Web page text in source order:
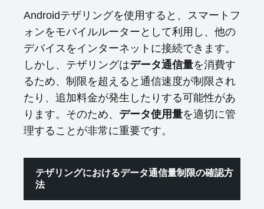
Androidテザリングを使用すると、スマートフ
ォンをモバイルルーターとして利用し、他の
デバイスをインターネットに接続できます。
しかし、テザリングはデータ通信量を消費す
るため、制限を超えると通信速度が制限され
たり、追加料金が発生したりする可能性があ
ります。そのため、 データ使用量を適切に管
理することが非常に重要です。
テザリングにおけるデータ通信量制限の確認方
法